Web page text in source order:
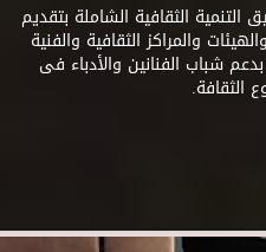
الثقافية الشاملة بتقديم
والمراكز الثقافية والفنية
شباب الفنانين والأدباء فى
الثقافة.